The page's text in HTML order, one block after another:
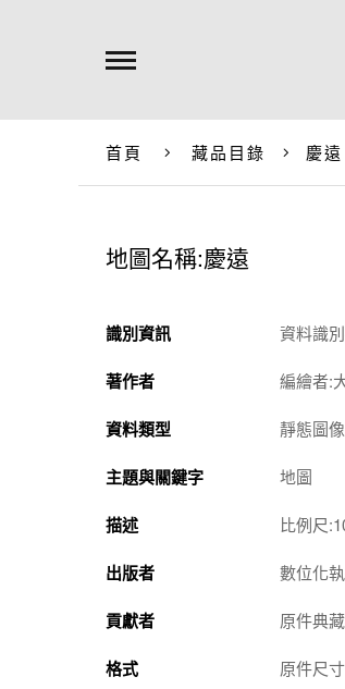
首頁 藏品目錄 慶遠
地圖名稱:慶遠
識別資訊 資料識
著作者 編繪者:
資料類型 靜態圖像
主題與關鍵字 地圖
描述 比例尺
出版者 數位化
貢獻者 原件典
格式 原件尺